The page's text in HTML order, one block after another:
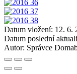
Datum vložení: 12. 6.
Datum poslední
Autor: Správce